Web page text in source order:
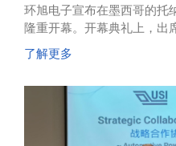
环旭电子宣布在墨西哥的托
隆重开幕。开幕典礼上，出
表兼州经济部长Roberto
Sergio Chavez、托纳拉市
Periférico Oriente的工业园
和对区域增长的承诺。
了解更多